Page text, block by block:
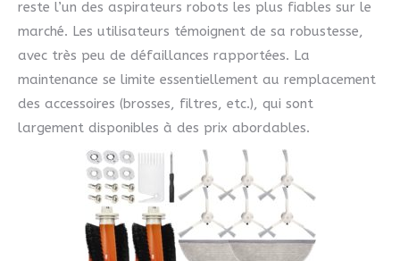
reste l’un des aspirateurs robots les plus fiables sur le
marché. Les utilisateurs témoignent de sa robustesse,
avec très peu de défaillances rapportées. La
maintenance se limite essentiellement au remplacement
des accessoires (brosses, filtres, etc.), qui sont
largement disponibles à des prix abordables.